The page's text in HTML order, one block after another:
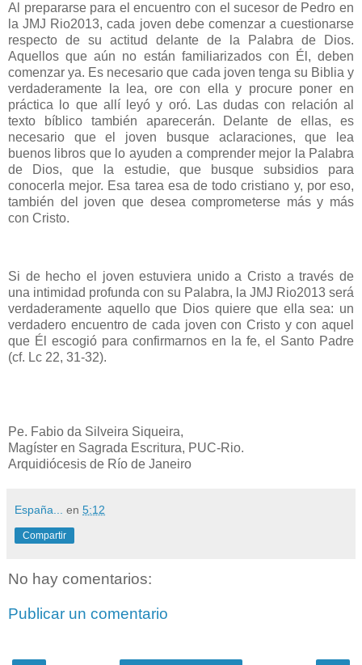
Al prepararse para el encuentro con el sucesor de Pedro en
la JMJ Rio2013, cada joven debe comenzar a cuestionarse
respecto de su actitud delante de la Palabra de Dios.
Aquellos que aún no están familiarizados con Él, deben
comenzar ya. Es necesario que cada joven tenga su Biblia y
verdaderamente la lea, ore con ella y procure poner en
práctica lo que allí leyó y oró. Las dudas con relación al
texto bíblico también aparecerán. Delante de ellas, es
necesario que el joven busque aclaraciones, que lea
buenos libros que lo ayuden a comprender mejor la Palabra
de Dios, que la estudie, que busque subsidios para
conocerla mejor. Esa tarea esa de todo cristiano y, por eso,
también del joven que desea comprometerse más y más
con Cristo.
Si de hecho el joven estuviera unido a Cristo a través de
una intimidad profunda con su Palabra, la JMJ Rio2013 será
verdaderamente aquello que Dios quiere que ella sea: un
verdadero encuentro de cada joven con Cristo y con aquel
que Él escogió para confirmarnos en la fe, el Santo Padre
(cf. Lc 22, 31-32).
Pe. Fabio da Silveira Siqueira,
Magíster en Sagrada Escritura, PUC-Rio.
Arquidiócesis de Río de Janeiro
España... en 5:12
Compartir
No hay comentarios:
Publicar un comentario